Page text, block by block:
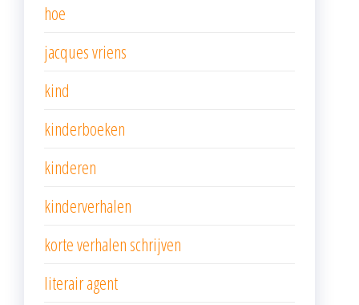
hoe
jacques vriens
kind
kinderboeken
kinderen
kinderverhalen
korte verhalen schrijven
literair agent